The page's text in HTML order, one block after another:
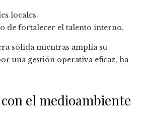
locales.
de fortalecer el talento interno.
sólida mientras amplía su
una gestión operativa eficaz, ha
el medioambiente